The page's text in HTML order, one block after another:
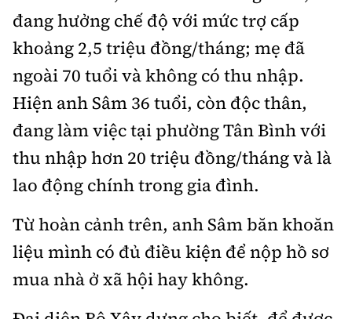
0901 514 799
Quảng cáo và Phát hành:
0915 057 282
Email: bandoc@baoxaydung.vn
Cấm sao chép dưới mọi hình thức nếu không có sự
chấp thuận bằng văn bản.
đang hưởng chế độ với mức trợ cấp
khoảng 2,5 triệu đồng/tháng; mẹ đã
ngoài 70 tuổi và không có thu nhập.
Hiện anh Sâm 36 tuổi, còn độc thân,
đang làm việc tại phường Tân Bình với
thu nhập hơn 20 triệu đồng/tháng và là
lao động chính trong gia đình.
Từ hoàn cảnh trên, anh Sâm băn khoăn
liệu mình có đủ điều kiện để nộp hồ sơ
mua nhà ở xã hội hay không.